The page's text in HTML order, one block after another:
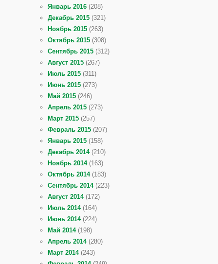
Январь 2016 (208)
Декабрь 2015 (321)
Ноябрь 2015 (263)
Октябрь 2015 (308)
Сентябрь 2015 (312)
Август 2015 (267)
Июль 2015 (311)
Июнь 2015 (273)
Май 2015 (246)
Апрель 2015 (273)
Март 2015 (257)
Февраль 2015 (207)
Январь 2015 (158)
Декабрь 2014(210)
Ноябрь 2014(163)
Октябрь 2014(183)
Сентябрь 2014(223)
Август 2014(172)
Июль 2014(164)
Июнь 2014(224)
Май 2014(198)
Апрель 2014(280)
Март 2014(243)